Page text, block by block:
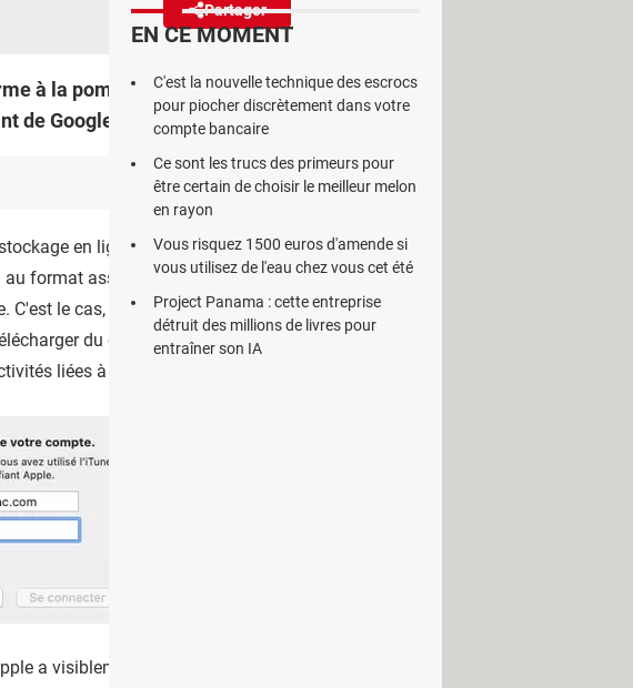
Partager
à la pomme va remplacer son fameux
de Google et de Microsoft.
en ligne iCloud, vous êtes forcément familier
format associée à un mot de passe. Il sert à vous
le cas, par exemple, lorsque vous souhaitez
du contenu sur Apple Musique ou l'App
liées à la marque.
a visiblement décidé de mettre fin au nom
EN CE MOMENT
C'est la nouvelle technique des escrocs
pour piocher discrètement dans votre
compte bancaire
Ce sont les trucs des primeurs pour
être certain de choisir le meilleur melon
en rayon
Vous risquez 1500 euros d'amende si
vous utilisez de l'eau chez vous cet été
Project Panama : cette entreprise
détruit des millions de livres pour
entraîner son IA